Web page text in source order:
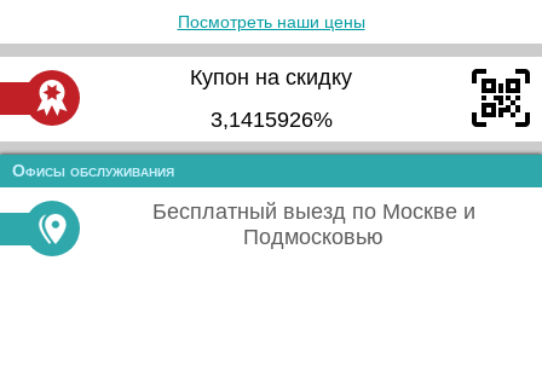
Посмотреть наши цены
Купон на скидку
3,1415926%
Офисы обслуживания
Бесплатный выезд по Москве и
Подмосковью